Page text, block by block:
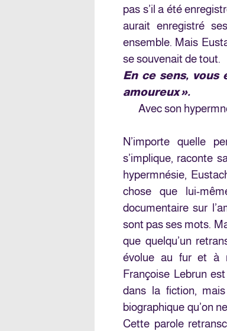
pas s’il a été
aurait enregistré
ensemble. Mais
se souvenait de tout.
En ce sens, vous
amoureux ».
Avec son
N’importe quelle
s’implique, raconte
hypermnésie,
chose que lui-
documentaire sur
sont pas ses mots.
que quelqu’un
évolue au fur et à
Françoise Lebrun
dans la fiction,
biographique qu’on
Cette parole